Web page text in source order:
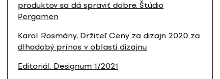
produktov sa dá spraviť dobre. Štúdio
Pergamen
Karol Rosmány. Držiteľ Ceny za dizajn 2020 za
dlhodobý prínos v oblasti dizajnu
Editoriál. Designum 1/2021